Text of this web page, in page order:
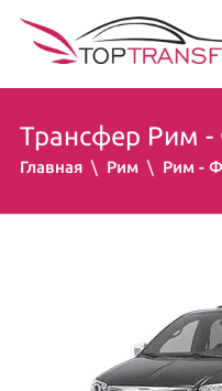
Трансфер Рим
Главная Рим Рим -